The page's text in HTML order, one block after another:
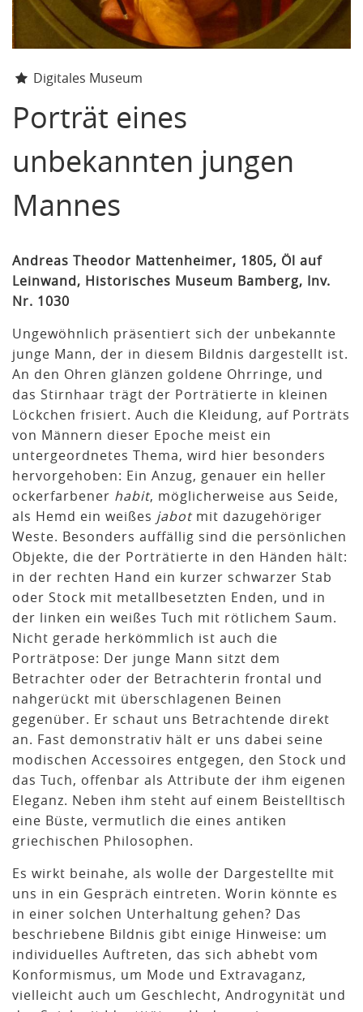
Digitales Museum
Porträt eines
unbekannten jungen
Mannes
Andreas Theodor Mattenheimer, 1805, Öl auf
Leinwand, Historisches Museum Bamberg, Inv.
Nr. 1030
Ungewöhnlich präsentiert sich der unbekannte
junge Mann, der in diesem Bildnis dargestellt ist.
An den Ohren glänzen goldene Ohrringe, und
das Stirnhaar trägt der Porträtierte in kleinen
Löckchen frisiert. Auch die Kleidung, auf Porträts
von Männern dieser Epoche meist ein
untergeordnetes Thema, wird hier besonders
hervorgehoben: Ein Anzug, genauer ein heller
ockerfarbener habit, möglicherweise aus Seide,
als Hemd ein weißes jabotmit dazugehöriger
Weste. Besonders auffällig sind die persönlichen
Objekte, die der Porträtierte in den Händen hält:
in der rechten Hand ein kurzer schwarzer Stab
oder Stock mit metallbesetzten Enden, und in
der linken ein weißes Tuch mit rötlichem Saum.
Nicht gerade herkömmlich ist auch die
Porträtpose: Der junge Mann sitzt dem
Betrachter oder der Betrachterin frontal und
nahgerückt mit überschlagenen Beinen
gegenüber. Er schaut uns Betrachtende direkt
an. Fast demonstrativ hält er uns dabei seine
modischen Accessoires entgegen, den Stock und
das Tuch, offenbar als Attribute der ihm eigenen
Eleganz. Neben ihm steht auf einem Beistelltisch
eine Büste, vermutlich die eines antiken
griechischen Philosophen.
Es wirkt beinahe, als wolle der Dargestellte mit
uns in ein Gespräch eintreten. Worin könnte es
in einer solchen Unterhaltung gehen? Das
beschriebene Bildnis gibt einige Hinweise: um
individuelles Auftreten, das sich abhebt vom
Konformismus, um Mode und Extravaganz,
vielleicht auch um Geschlecht, Androgynität und